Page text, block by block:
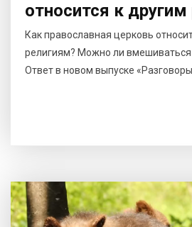
относится к
Как православная церковь
религиям? Можно ли вмешиваться
Ответ в новом выпуске